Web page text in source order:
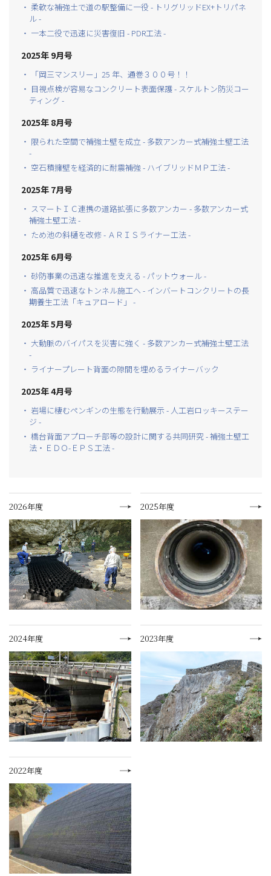
・ 柔軟な補強土で道の駅整備に一役 - トリグリッドEX+トリパネ
ル -
・ 一本二役で迅速に災害復旧 - PDR工法 -
2025年 9月号
・ 「岡三マンスリー」25 年、通巻３００号！！
・ 目視点検が容易なコンクリート表面保護 - スケルトン防災コー
ティング -
2025年 8月号
・ 限られた空間で補強土壁を成立 - 多数アンカー式補強土壁工法
-
・ 空石積擁壁を経済的に耐震補強 - ハイブリッドＭＰ工法 -
2025年 7月号
・ スマートＩＣ連携の道路拡張に多数アンカー - 多数アンカー式
補強土壁工法 -
・ ため池の斜樋を改修 - ＡＲＩＳライナー工法 -
2025年 6月号
・ 砂防事業の迅速な推進を支える - パットウォール -
・ 高品質で迅速なトンネル施工へ - インバートコンクリートの長
期養生工法「キュアロード」 -
2025年 5月号
・ 大動脈のバイパスを災害に強く - 多数アンカー式補強土壁工法
-
・ ライナープレート背面の隙間を埋めるライナーバック
2025年 4月号
・ 岩場に棲むペンギンの生態を行動展示 - 人工岩ロッキーステー
ジ -
・ 橋台背面アプローチ部等の設計に関する共同研究 - 補強土壁工
法・ＥＤＯ-ＥＰＳ工法 -
2026年度 2025年度
2024年度 2023年度
2022年度